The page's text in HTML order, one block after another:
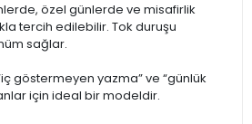
özel günlerde ve misafirlik
tercih edilebilir. Tok duruşu
sağlar.
göstermeyen yazma” ve “günlük
için ideal bir modeldir.